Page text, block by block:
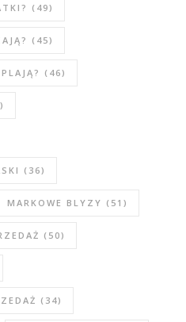
(49)
(45)
(46)
(36)
MARKOWE BLYZY (51)
(50)
(34)